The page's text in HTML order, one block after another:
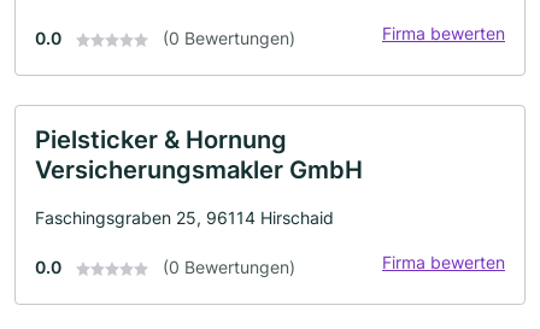
0.0 (0 Bewertungen) Firma bewerten
Pielsticker & Hornung
Versicherungsmakler GmbH
Faschingsgraben 25, 96114 Hirschaid
0.0 (0 Bewertungen) Firma bewerten